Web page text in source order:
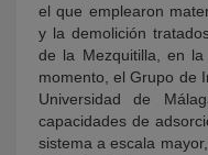
el que emplearon
y la demolición
de la Mezquitilla, en
momento, el Grupo de
Universidad de
capacidades de
sistema a escala